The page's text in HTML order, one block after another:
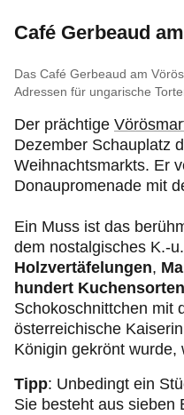
Café Gerbeaud
Das Café Gerbeaud am
Adressen für ungarische
Der prächtige
Dezember Schauplatz
Weihnachtsmarkts. Er
Donaupromenade mit
Ein Muss ist das
dem nostalgisches K.-
Holzvertäfelungen,
hundert Kuchensorten
Schokoschnittchen mit
österreichische
Königin gekrönt wurde,
Tipp: Unbedingt ein
Sie besteht aus sieben